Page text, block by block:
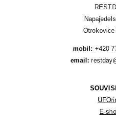
Otrokovice
mobil:
email:
E-